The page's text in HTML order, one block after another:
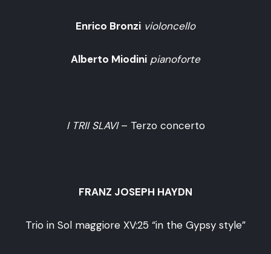
Enrico Bronzi violoncello
Alberto Miodini pianoforte
I TRII SLAVI– Terzo concerto
FRANZ JOSEPH HAYDN
Trio in Sol maggiore XV:25 “in the Gypsy style”